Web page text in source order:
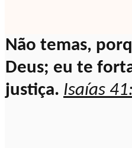
Não temas,
Deus; eu te
justiça. Isaías